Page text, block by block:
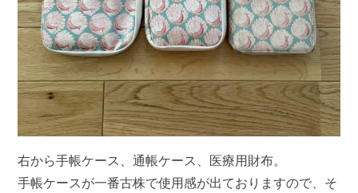
右から手帳ケース、通帳ケース、医療用財布。
手帳ケースが一番古株で使用感が出ておりますので、そ